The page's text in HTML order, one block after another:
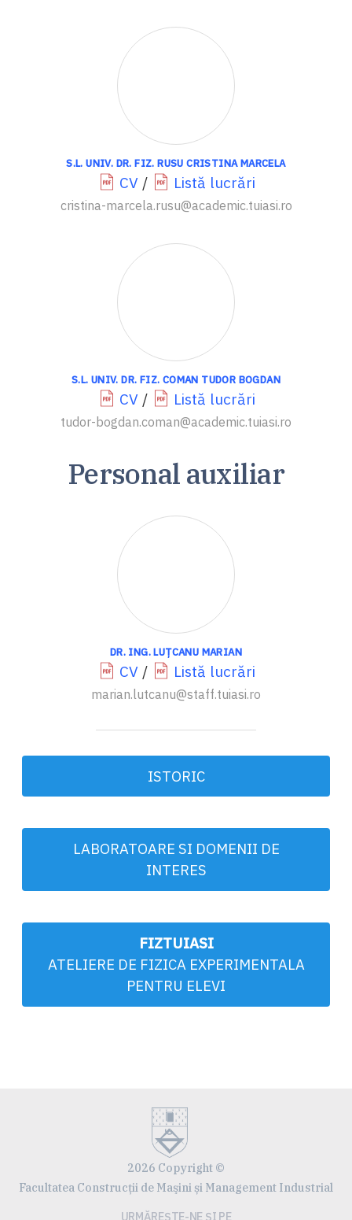
S.L. UNIV. DR. FIZ. RUSU CRISTINA MARCELA
CV/ Listă lucrări
cristina-marcela.rusu@academic.tuiasi.ro
S.L. UNIV. DR. FIZ. COMAN TUDOR BOGDAN
CV/ Listă lucrări
tudor-bogdan.coman@academic.tuiasi.ro
Personal auxiliar
DR. ING. LUȚCANU MARIAN
CV/ Listă lucrări
marian.lutcanu@staff.tuiasi.ro
ISTORIC
LABORATOARE SI DOMENII DE
INTERES
FIZTUIASI
ATELIERE DE FIZICA EXPERIMENTALA
PENTRU ELEVI
2026 Copyright ©
Facultatea Construcţii de Maşini și Management Industrial
URMĂREȘTE-NE ȘI PE